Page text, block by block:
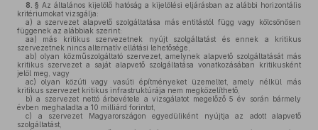
8. § Az általános kijelölő hatóság a kijelölési eljárásban az alábbi horizontális
kritériumokat vizsgálja:
a) a szervezet alapvető szolgáltatása más entitástól függ vagy kölcsönösen
függenek az alábbiak szerint:
aa) más kritikus szervezetnek nyújt szolgáltatást és ennek a kritikus
szervezetnek nincs alternatív ellátási lehetősége,
ab) olyan közműszolgáltató szervezet, amelynek alapvető szolgáltatását más
kritikus szervezet a saját alapvető szolgáltatása vonatkozásában kritikusként
jelöl meg, vagy
ac) olyan közúti vagy vasúti építményeket üzemeltet, amely nélkül más
kritikus szervezet kritikus infrastruktúrája nem megközelíthető,
b) a szervezet nettó árbevétele a vizsgálatot megelőző 5 év során bármely
évben meghaladta a 10 milliárd forintot,
c) a szervezet Magyarországon egyedüliként nyújtja az adott alapvető
szolgáltatást,